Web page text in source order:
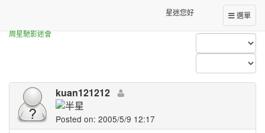
選單
星迷您好
周星馳影迷會
All Posts (kuan121212)
kuan121212
Posted on: 2005/5/9 12:17